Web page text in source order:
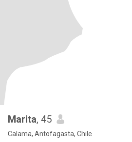
Marita, 45
Calama, Antofagasta, Chile